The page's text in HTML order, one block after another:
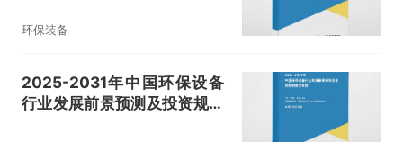
环保装备
2025-2031年中国环保设备
行业发展前景预测及投资规划